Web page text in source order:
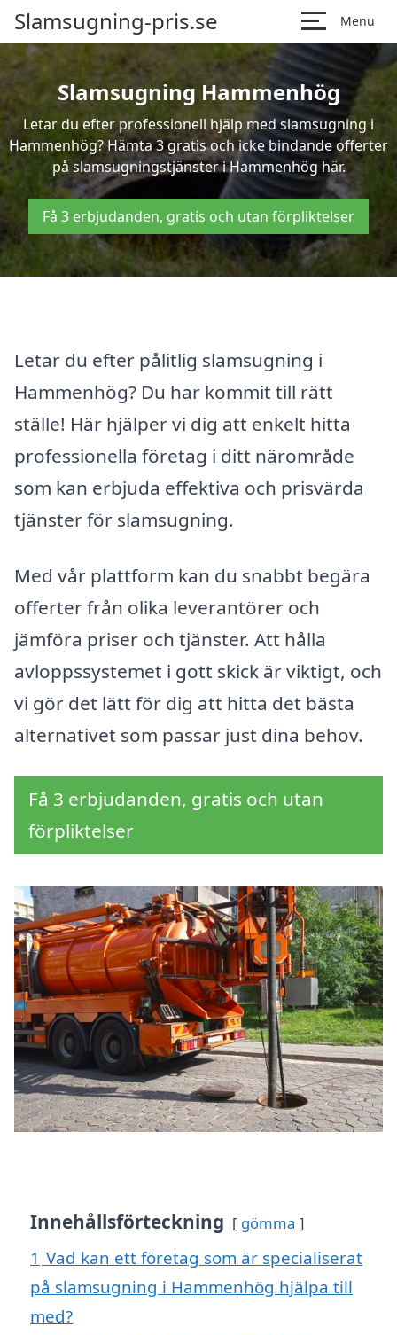
Slamsugning-pris.se Menu
Slamsugning Hammenhög
Letar du efter professionell hjälp med slamsugning i
Hammenhög? Hämta 3 gratis och icke bindande offerter
på slamsugningstjänster i Hammenhög här.
Få 3 erbjudanden, gratis och utan förpliktelser
Letar du efter pålitlig slamsugning i
Hammenhög? Du har kommit till rätt
ställe! Här hjälper vi dig att enkelt hitta
professionella företag i ditt närområde
som kan erbjuda effektiva och prisvärda
tjänster för slamsugning.
Med vår plattform kan du snabbt begära
offerter från olika leverantörer och
jämföra priser och tjänster. Att hålla
avloppssystemet i gott skick är viktigt, och
vi gör det lätt för dig att hitta det bästa
alternativet som passar just dina behov.
Få 3 erbjudanden, gratis och utan
förpliktelser
Innehållsförteckning gömma
1 Vad kan ett företag som är specialiserat
på slamsugning i Hammenhög hjälpa till
med?